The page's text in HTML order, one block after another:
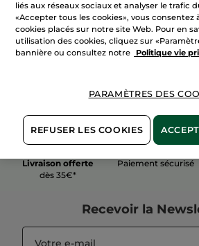
Voir plus
Livraison offerte
dès 35€*
Paiement sécurisé
Recevoir la
liés aux réseaux sociaux et analyser le trafic
«Accepter tous les cookies», vous consentez
cookies placés sur notre site Web. Pour en
utilisation des cookies, cliquez sur
bannière ou consultez notre
Politique vie
PARAMÈTRES DES
REFUSER LES COOKIES